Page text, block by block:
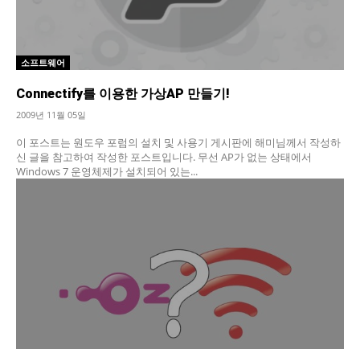
소프트웨어
Connectify를 이용한 가상AP 만들기!
2009년 11월 05일
이 포스트는 원도우 포럼의 설치 및 사용기 게시판에 해미님께서 작성하
신 글을 참고하여 작성한 포스트입니다. 무선 AP가 없는 상태에서
Windows 7 운영체제가 설치되어 있는...